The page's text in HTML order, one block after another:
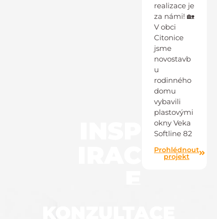
realizace je
za námi! 🏡
V obci
Citonice
jsme
novostavb
u
rodinného
domu
vybavili
plastovými
okny Veka
Softline 82
Prohlédnout
projekt